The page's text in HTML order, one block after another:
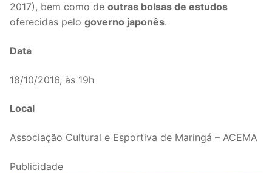
2017), bem como de outras bolsas de estudos
oferecidas pelo governo japonês.
Data
18/10/2016, às 19h
Local
Associação Cultural e Esportiva de Maringá – ACEMA
Publicidade